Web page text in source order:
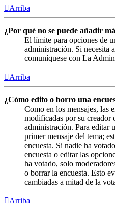
Arriba
¿Por qué no se puede añadir
El límite para opciones de
administración. Si necesita
comuníquese con La
Arriba
¿Cómo edito o borro una
Como en los mensajes, las
modificadas por su creador
administración. Para editar
primer mensaje del tema;
encuesta. Si nadie ha
encuesta o editar las
ha votado, solo
o borrar la encuesta. Esto
cambiadas a mitad de la
Arriba